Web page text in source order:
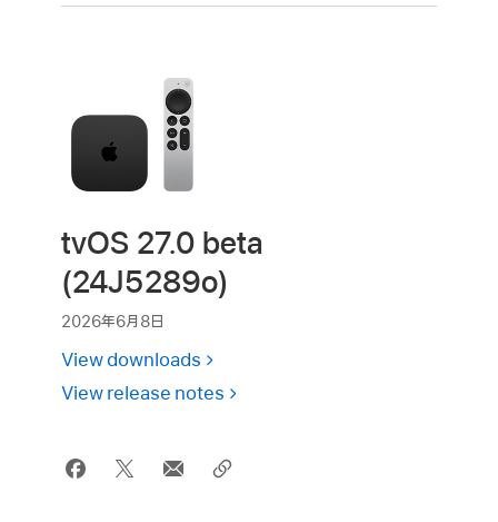
tvOS 27.0 beta
(24J5289o)
2026年6月8日
View downloads
View release notes